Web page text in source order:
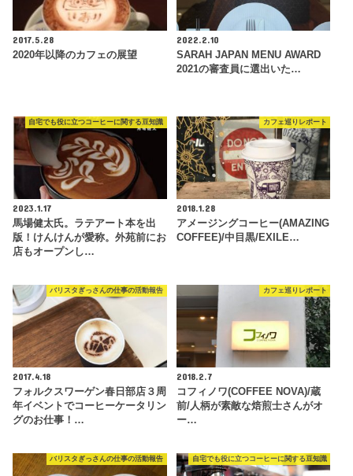
2017.5.28
2020年以降のカフェの展望
2022.2.10
SARAH JAPAN MENU AWARD
2021の審査員に選出いた…
自宅でも役に立つコーヒーに関する豆知識
2023.1.17
馬場健太氏。ラテアート本を出
版！けんけんが愛称。外苑前にお
店もオープンし…
カフェ巡りレポート
2018.1.28
アメージングコーヒー(AMAZING
COFFEE)/中目黒/EXILE…
バリスタぎっさんの仕事の活動報告
2017.4.18
フォルクスワーゲン春日部店３周
年イベントでコーヒーケータリン
グのお仕事！…
カフェ巡りレポート
2018.2.7
コフィノワ(COFFEE NOVA)/蔵
前/人柄が素敵な焙煎士さんがオ
ー…
バリスタぎっさんの仕事の活動報告 自宅でも役に立つコーヒーに関する豆知識